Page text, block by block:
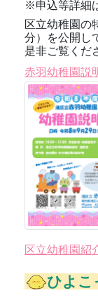
※申込等詳細
区立幼稚園の
分）を公開し
是非ご覧くだ
赤羽幼稚園説
区立幼稚園紹
ひよこ